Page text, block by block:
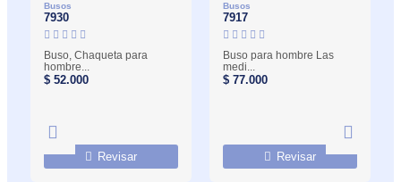
Busos
7930
Buso, Chaqueta para
hombre...
$ 52.000
Revisar
Busos
7917
Buso para hombre Las
medi...
$ 77.000
Revisar